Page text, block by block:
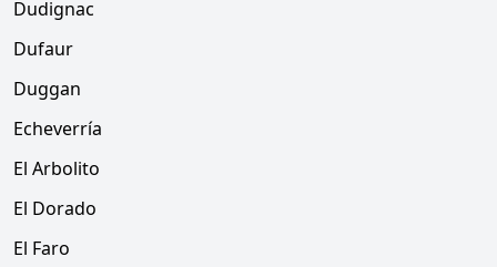
Dudignac
Dufaur
Duggan
Echeverría
El Arbolito
El Dorado
El Faro